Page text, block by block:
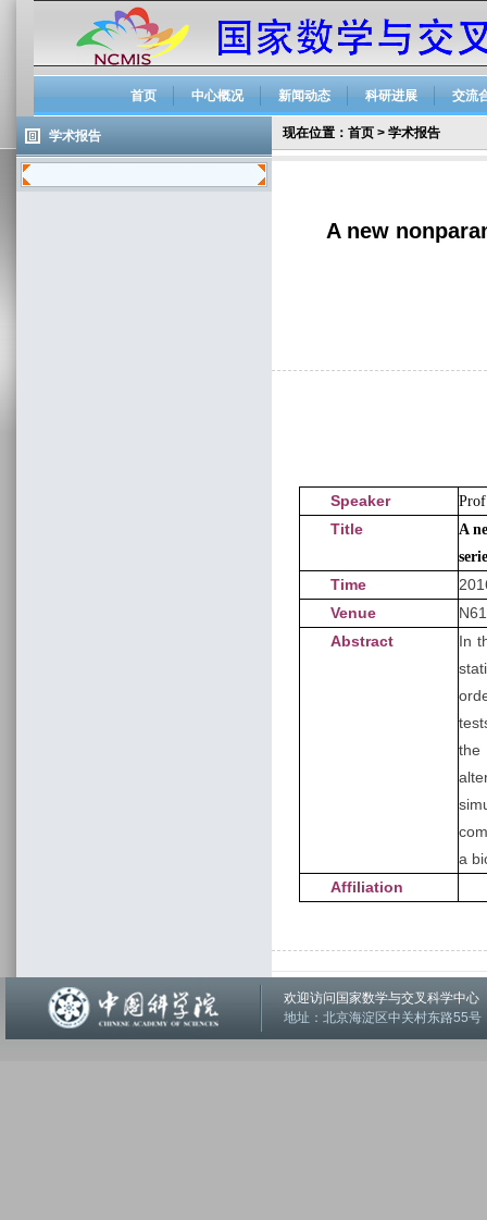
首页 中心概况 新闻动态 科研进展 交流
学术报告 现在位置： 首页 > 学术报告
A new
Speaker
Title
A
Time
Venue
Abstract
In
the
a
Affiliation
欢迎访问国家数学与交叉科学中
地址：北京海淀区中关村东路55